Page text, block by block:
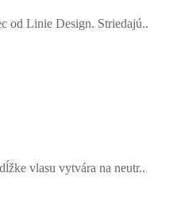
od Linie Design. Striedajú..
vlasu vytvára na neutr..